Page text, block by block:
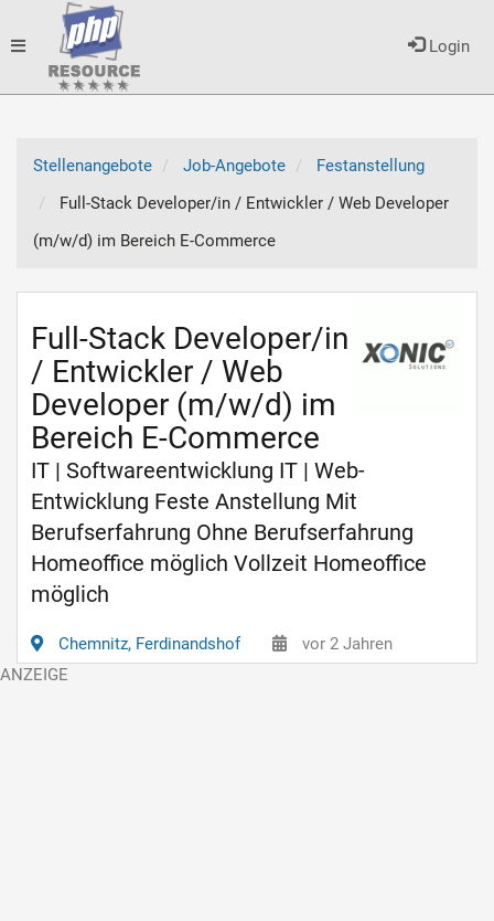
Login
Toggle
Stellenangebote
Job-Angebote
Festanstellung
Full-Stack Developer/in / Entwickler / Web Developer
(m/w/d) im Bereich E-Commerce
Full-Stack Developer/in
/ Entwickler / Web
Developer (m/w/d) im
Bereich E-Commerce
IT | Softwareentwicklung IT | Web-
Entwicklung Feste Anstellung Mit
Berufserfahrung Ohne Berufserfahrung
Homeoffice möglich Vollzeit Homeoffice
möglich
Chemnitz, Ferdinandshof vor 2 Jahren